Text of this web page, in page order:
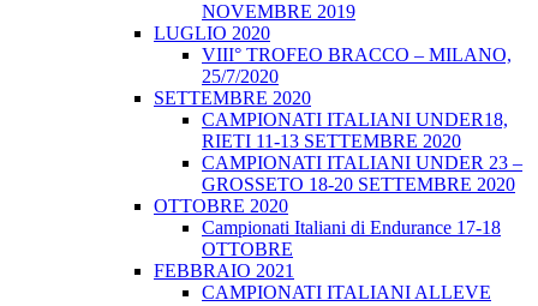
NOVEMBRE 2019
LUGLIO 2020
VIII° TROFEO BRACCO – MILANO,
25/7/2020
SETTEMBRE 2020
CAMPIONATI ITALIANI UNDER18,
RIETI 11-13 SETTEMBRE 2020
CAMPIONATI ITALIANI UNDER 23 –
GROSSETO 18-20 SETTEMBRE 2020
OTTOBRE 2020
Campionati Italiani di Endurance 17-18
OTTOBRE
FEBBRAIO 2021
CAMPIONATI ITALIANI ALLEVE